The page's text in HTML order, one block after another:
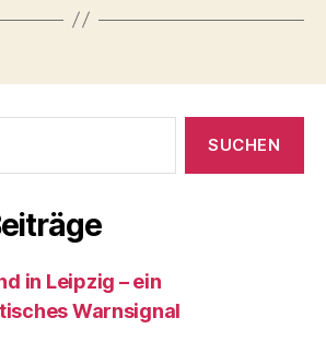
in Leipzig – ein
Warnsignal